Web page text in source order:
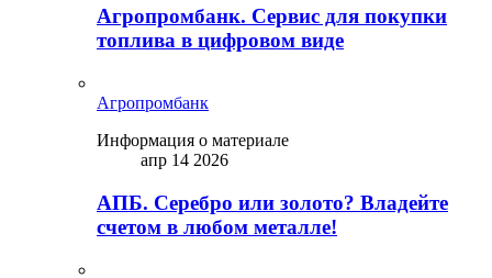
Агропромбанк. Сервис для покупки
топлива в цифровом виде
Агропромбанк
Информация о материале
апр 14 2026
АПБ. Серебро или золото? Владейте
счетом в любом металле!